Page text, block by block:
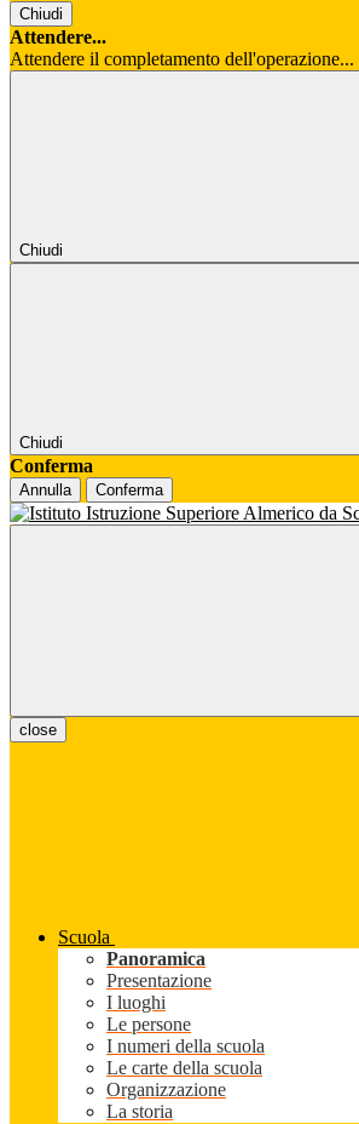
Chiudi
Attendere...
Attendere il completamento dell'operazione...
Chiudi
Chiudi
Conferma
Annulla Conferma
close
Scuola
Panoramica
Presentazione
I luoghi
Le persone
I numeri della scuola
Le carte della scuola
Organizzazione
La storia